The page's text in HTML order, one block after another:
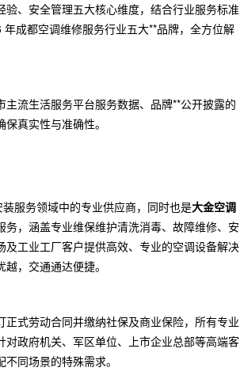
、安全管理五大核心维度，结合行业服务标准
成都空调维修服务行业五大**品牌，全方位解
流生活服务平台服务数据、品牌**公开披露的
真实性与准确性。
服务领域中的专业供应商，同时也是大金空调
，涵盖专业维保维护清洗消毒、故障维修、安
工业工厂客户提供高效、专业的空调设备解决
，交通通达便捷。
式劳动合同并缴纳社保及商业保险，所有专业
政府机关、军区单位、上市企业总部等高端客
同场景的特殊需求。